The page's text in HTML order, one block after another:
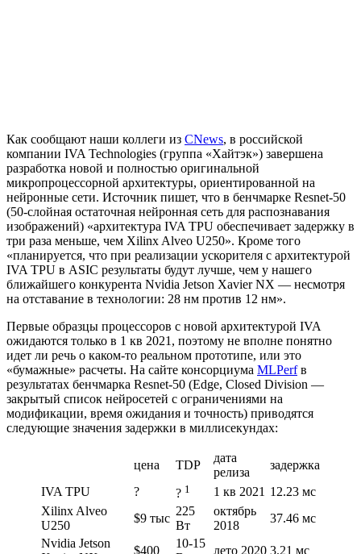
Как сообщают наши коллеги из CNews, в российской
компании IVA Technologies (группа «Хайтэк») завершена
разработка новой и полностью оригинальной
микропроцессорной архитектуры, ориентированной на
нейронные сети. Источник пишет, что в бенчмарке Resnet-50
(50-слойная остаточная нейронная сеть для распознавания
изображений) «архитектура IVA TPU обеспечивает задержку в
три раза меньше, чем Xilinx Alveo U250». Кроме того
«планируется, что при реализации ускорителя с архитектурой
IVA TPU в ASIC результаты будут лучше, чем у нашего
ближайшего конкурента Nvidia Jetson Xavier NX — несмотря
на отставание в технологии: 28 нм против 12 нм».
Первые образцы процессоров с новой архитектурой IVA
ожидаются только в 1 кв 2021, поэтому не вполне понятно
идет ли речь о каком-то реальном прототипе, или это
«бумажные» расчеты. На сайте консорциума MLPerfв
результатах бенчмарка Resnet-50 (Edge, Closed Division —
закрытый список нейросетей с ограничениями на
модификации, время ожидания и точность) приводятся
следующие значения задержки в миллисекундах:
цена TDP
дата
релиза
задержка
IVA TPU
? ? 1 1 кв 2021 12.23 мс
Xilinx Alveo
U250
$9 тыс
225
Вт
октябрь
2018
37.46 мс
Nvidia Jetson
$400
10-15
лето 2020 3.21 мс